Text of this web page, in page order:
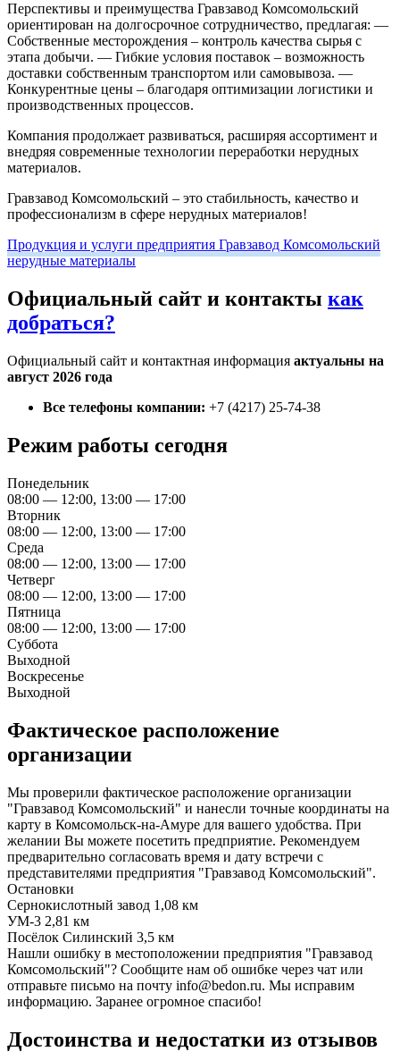
Перспективы и преимущества Гравзавод Комсомольский
ориентирован на долгосрочное сотрудничество, предлагая: —
Собственные месторождения – контроль качества сырья с
этапа добычи. — Гибкие условия поставок – возможность
доставки собственным транспортом или самовывоза. —
Конкурентные цены – благодаря оптимизации логистики и
производственных процессов.
Компания продолжает развиваться, расширяя ассортимент и
внедряя современные технологии переработки нерудных
материалов.
Гравзавод Комсомольский – это стабильность, качество и
профессионализм в сфере нерудных материалов!
Продукция и услуги предприятия Гравзавод Комсомольский
нерудные материалы
Официальный сайт и контакты как
добраться?
Официальный сайт и контактная информация актуальны на
август 2026 года
Все телефоны компании: +7 (4217) 25-74-38
Режим работы сегодня
Понедельник
08:00 — 12:00, 13:00 — 17:00
Вторник
08:00 — 12:00, 13:00 — 17:00
Среда
08:00 — 12:00, 13:00 — 17:00
Четверг
08:00 — 12:00, 13:00 — 17:00
Пятница
08:00 — 12:00, 13:00 — 17:00
Суббота
Выходной
Воскресенье
Выходной
Фактическое расположение
организации
Мы проверили фактическое расположение организации
"Гравзавод Комсомольский" и нанесли точные координаты на
карту в Комсомольск-на-Амуре для вашего удобства. При
желании Вы можете посетить предприятие. Рекомендуем
предварительно согласовать время и дату встречи с
представителями предприятия "Гравзавод Комсомольский".
Остановки
Сернокислотный завод 1,08 км
УМ-3 2,81 км
Посёлок Силинский 3,5 км
Нашли ошибку в местоположении предприятия "Гравзавод
Комсомольский"? Сообщите нам об ошибке через чат или
отправьте письмо на почту info@bedon.ru. Мы исправим
информацию. Заранее огромное спасибо!
Достоинства и недостатки из отзывов